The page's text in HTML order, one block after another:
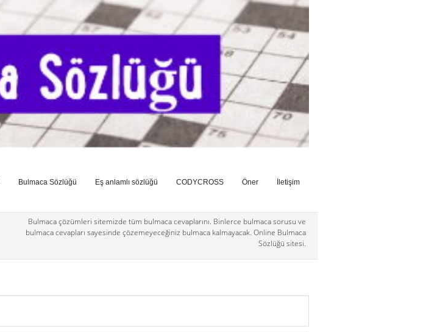
Bulmaca Sözlüğü Eş anlamlı sözlüğü CODYCROSS Öner İletişim
Bulmaca çözümleri sitemizde tüm bulmaca cevaplarını. Binlerce bulmaca sorusu ve
bulmaca cevapları sayesinde çözemeyeceğiniz bulmaca kalmayacak. Online Bulmaca
Sözlüğü sitesi.